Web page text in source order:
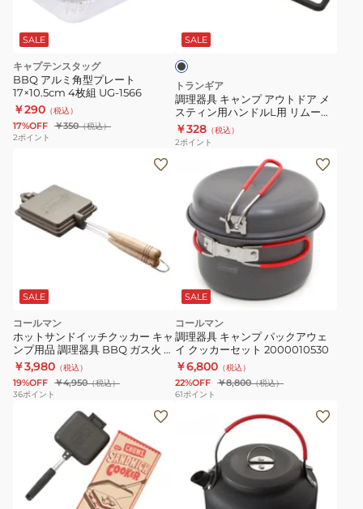
ッ
ド
TR-
610310
SALE
キャプテンスタッグ
BBQ アルミ角型プレート
17×10.5cm 4枚組 UG-1566
￥290 （税込）
17%OFF ￥350（税込）
2ポイント
プ
ア
ウ
ト
ド
ア
ィ
ン
ル
L
用
リ
SALE
トランギア
調理器具 キャンプ アウトドア メ
スティン用ハンドルL用 リムーバ
ブル TR-610209 ブラック
￥328 （税込）
2ポイント
SALE
コールマン
ホットサンドイッチクッカー キャ
ンプ用品 調理器具 BBQ ガス火 フ
ライパン 料理 クッキング レジャ
ー 1709435
￥3,980 （税込）
19%OFF ￥4,950（税込）
36ポイント
SALE
コールマン
調理器具 キャンプ パックアウェ
イ クッカーセット 2000010530
￥6,800 （税込）
22%OFF ￥8,800（税込）
61ポイント